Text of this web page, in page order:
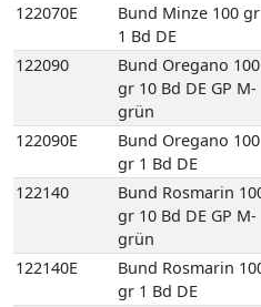
122090E
Bund Oregano 100
gr 1 Bd DE
122140
Bund Rosmarin 100
gr 10 Bd DE GP M-
grün
122140E
Bund Rosmarin 100
gr 1 Bd DE
122180
Bund Salbei 100 gr
10 Bd DE GP M-
grün
122180E
Bund Salbei 100 gr
1 Bd DE